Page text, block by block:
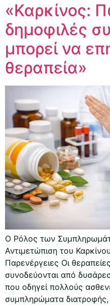
«Καρκίνος:
δημοφιλές
μπορεί να
θεραπεία»
Ο Ρόλος των
Αντιμετώπιση του
Παρενέργειες Οι
συνοδεύονται από
που οδηγεί πολλούς
συμπληρώματα